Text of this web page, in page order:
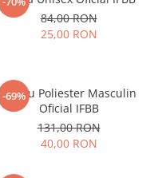
84,00 RON
25,00 RON
-69%
Tricou Poliester Masculin
Oficial IFBB
131,00 RON
40,00 RON